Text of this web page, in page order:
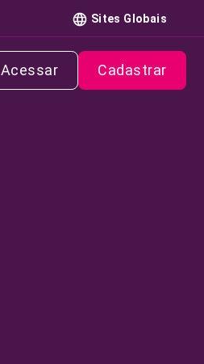
Sites Globais
Acessar Cadastrar